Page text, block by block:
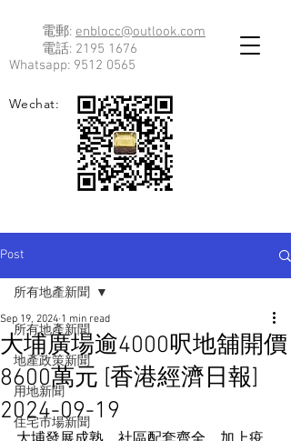
電郵: enblocc@outlook.com
電話: 2195 1676
Whatsapp: 9512 0565
Wechat:
Post
所有地產新聞
地產政策新聞
用地新聞
住宅市場新聞
所有地產新聞
大埔廣場逾4000呎地舖開價
8600萬元 [香港經濟日報]
2024-09-19
Sep 19, 2024 1 min read